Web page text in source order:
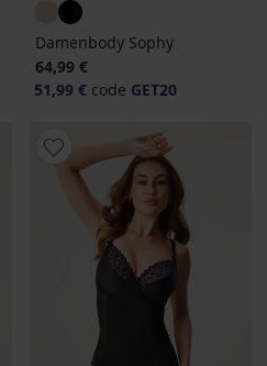
Damenbody Sophy
64,99 €
51,99 € code GET20